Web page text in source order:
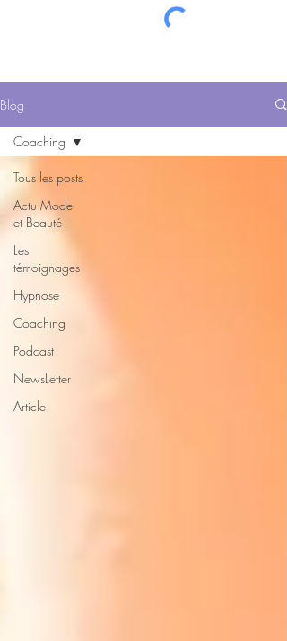
Blog
Tous les posts
Actu Mode
et Beauté
Les
témoignages
Hypnose
Coaching
Podcast
NewsLetter
Article
Coaching